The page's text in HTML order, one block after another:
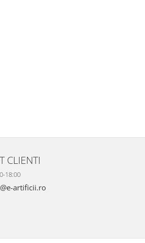
CLIENTI
18:00
artificii.ro